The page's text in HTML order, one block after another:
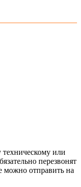
или
перезвонят
можно отправить на